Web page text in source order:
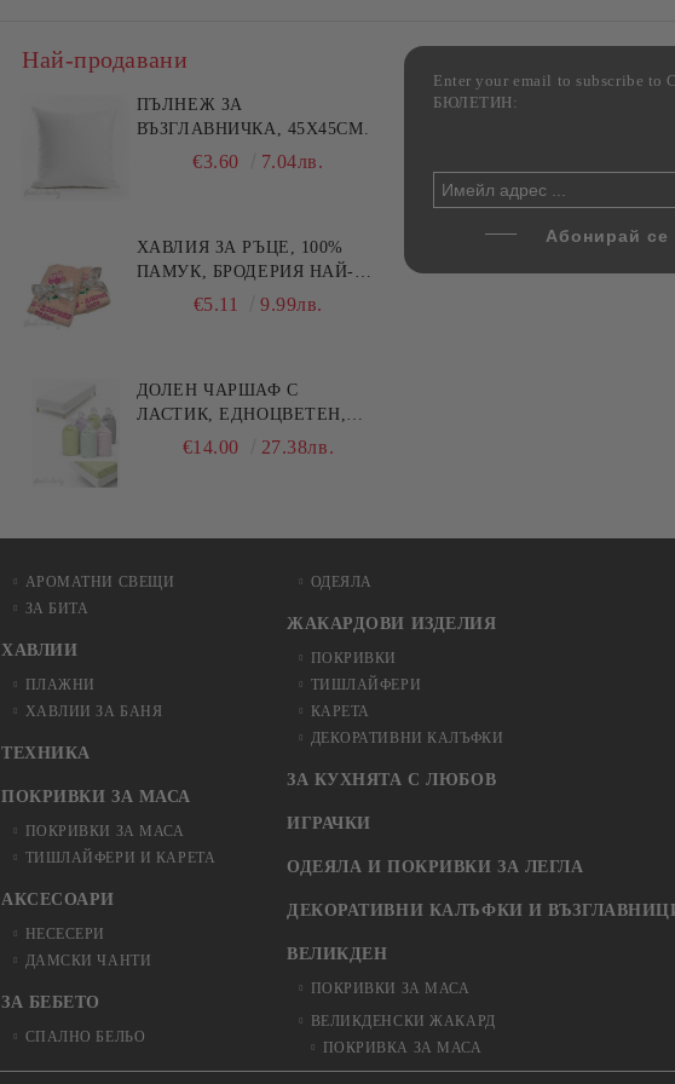
Калъфка за възглавница ,
едноцветна, 100% памук,
различни цветове по избор
€4.00 7.82лв.
Комплект за алкохолни
Най-продавани
ПЪЛНЕЖ ЗА
ВЪЗГЛАВНИЧКА, 45X45СМ.
€3.60 7.04лв.
ХАВЛИЯ ЗА РЪЦЕ, 100%
ПАМУК, БРОДЕРИЯ НАЙ-
ДОБАРАТА МАЙКА/БАБА ,
€5.11 9.99лв.
ДОЛЕН ЧАРШАФ С
ЛАСТИК, ЕДНОЦВЕТЕН,
100% ПАМУК, РАЗЛИЧНИ
€14.00 27.38лв.
Enter your email to subscribe
БЮЛЕТИН:
АРОМАТНИ СВЕЩИ
ЗА БИТА
ХАВЛИИ
ПЛАЖНИ
ХАВЛИИ ЗА БАНЯ
ТЕХНИКА
ПОКРИВКИ ЗА МАСА
ПОКРИВКИ ЗА МАСА
ТИШЛАЙФЕРИ И КАРЕТА
АКСЕСОАРИ
НЕСЕСЕРИ
ДАМСКИ ЧАНТИ
ЗА БЕБЕТО
СПАЛНО БЕЛЬО
ОДЕЯЛА
ЖАКАРДОВИ ИЗДЕЛИЯ
ПОКРИВКИ
ТИШЛАЙФЕРИ
КАРЕТА
ДЕКОРАТИВНИ КАЛЪФКИ
ЗА КУХНЯТА С ЛЮБОВ
ИГРАЧКИ
ОДЕЯЛА И ПОКРИВКИ ЗА ЛЕГЛА
ДЕКОРАТИВНИ КАЛЪФКИ И
ВЕЛИКДЕН
ПОКРИВКИ ЗА МАСА
ВЕЛИКДЕНСКИ ЖАКАРД
ПОКРИВКА ЗА МАСА